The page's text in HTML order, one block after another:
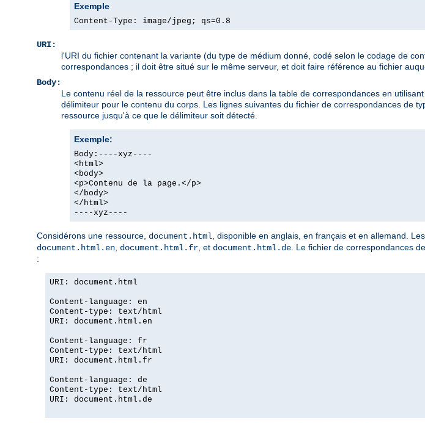
Exemple
Content-Type: image/jpeg; qs=0.8
URI:
l'URI du fichier contenant la variante (du type de médium donné, codé selon le codage de
correspondances ; il doit être situé sur le même serveur, et doit faire référence au fichier
Body:
Le contenu réel de la ressource peut être inclus dans la table de correspondances en
délimiteur pour le contenu du corps. Les lignes suivantes du fichier de correspondances de
ressource jusqu'à ce que le délimiteur soit détecté.
Exemple:
Body:----xyz----
<html>
<body>
<p>Contenu de la page.</p>
</body>
</html>
----xyz----
Considérons une ressource, document.html , disponible en anglais, en français et en allemand.
document.html.en document.html.fr , et document.html.de . Le fichier de correspondances
:
URI: document.html
Content-language: en
Content-type: text/html
URI: document.html.en
Content-language: fr
Content-type: text/html
URI: document.html.fr
Content-language: de
Content-type: text/html
URI: document.html.de